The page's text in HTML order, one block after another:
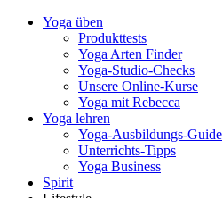
Yoga üben
Produkttests
Yoga Arten Finder
Yoga-Studio-Checks
Unsere Online-Kurse
Yoga mit Rebecca
Yoga lehren
Yoga-Ausbildungs-Guide
Unterrichts-Tipps
Yoga Business
Spirit